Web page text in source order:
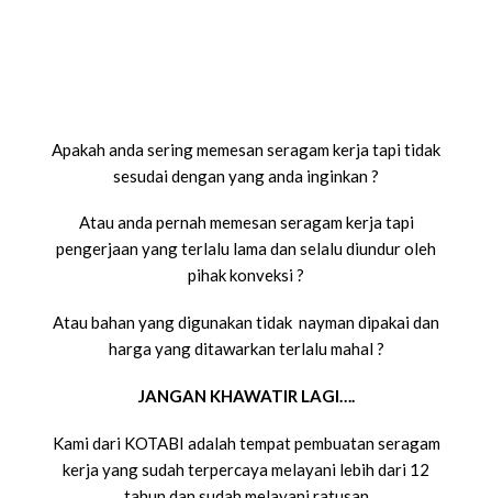
Apakah anda sering memesan seragam kerja tapi tidak
sesudai dengan yang anda inginkan ?
Atau anda pernah memesan seragam kerja tapi
pengerjaan yang terlalu lama dan selalu diundur oleh
pihak konveksi ?
Atau bahan yang digunakan tidak nayman dipakai dan
harga yang ditawarkan terlalu mahal ?
JANGAN KHAWATIR LAGI….
Kami dari KOTABI adalah tempat pembuatan seragam
kerja yang sudah terpercaya melayani lebih dari 12